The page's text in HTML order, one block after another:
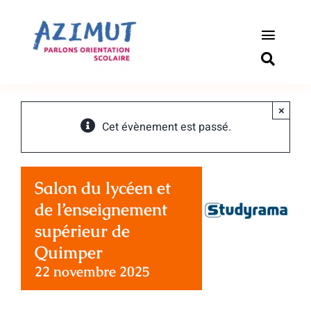
contenu
Toggle
Outils
Cet évènement est passé.
×
Salon du lycéen et
de l’enseignement
supérieur de
Quimper
22 novembre 2025